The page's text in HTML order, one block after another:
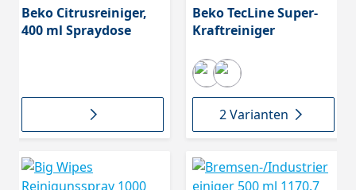
Beko Citrusreiniger,
400 ml Spraydose
Beko TecLine Super-
Kraftreiniger
2 Varianten